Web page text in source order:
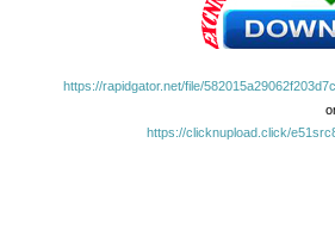
https://rapidgator.net/file/
https://clicknupload.click/